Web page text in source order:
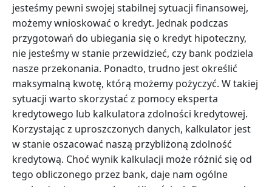
jesteśmy pewni swojej stabilnej sytuacji finansowej,
możemy wnioskować o kredyt. Jednak podczas
przygotowań do ubiegania się o kredyt hipoteczny,
nie jesteśmy w stanie przewidzieć, czy bank podziela
nasze przekonania. Ponadto, trudno jest określić
maksymalną kwotę, którą możemy pożyczyć. W takiej
sytuacji warto skorzystać z pomocy eksperta
kredytowego lub kalkulatora zdolności kredytowej.
Korzystając z uproszczonych danych, kalkulator jest
w stanie oszacować naszą przybliżoną zdolność
kredytową. Choć wynik kalkulacji może różnić się od
tego obliczonego przez bank, daje nam ogólne